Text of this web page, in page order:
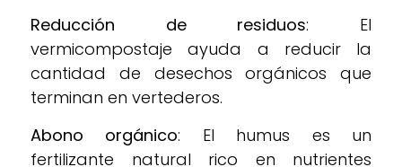
Reducción de residuos: El
vermicompostaje ayuda a reducir la
cantidad de desechos orgánicos que
terminan en vertederos.
Abono orgánico: El humus es un
fertilizante natural rico en nutrientes